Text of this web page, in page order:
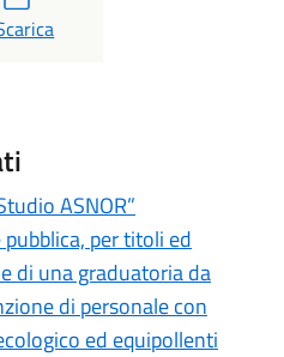
ASNOR”
per titoli ed
di una graduatoria da
di personale con
ed equipollenti